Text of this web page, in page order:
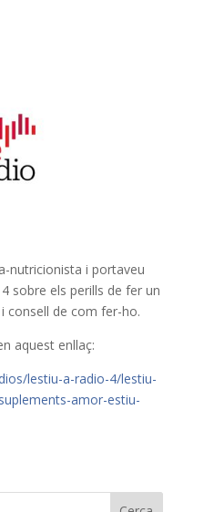
nutricionista i portaveu
sobre els perills de fer un
consell de com fer-ho.
aquest enllaç:
lestiu-a-radio-4/lestiu-
amor-estiu-